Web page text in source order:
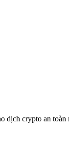
dịch crypto an toàn